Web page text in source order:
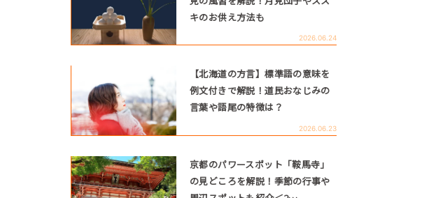
キのお供え方法も
2026.06.24
【北海道の方言】標準語の意味を
例文付きで解説！道民おなじみの
言葉や語尾の特徴は？
2026.06.23
京都のパワースポット「鞍馬寺」
の見どころを解説！季節の行事や